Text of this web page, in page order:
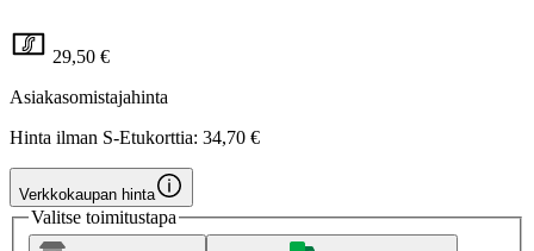
29,50 €
Asiakasomistajahinta
Hinta ilman S-Etukorttia: 34,70 €
Verkkokaupan hinta
Valitse toimitustapa